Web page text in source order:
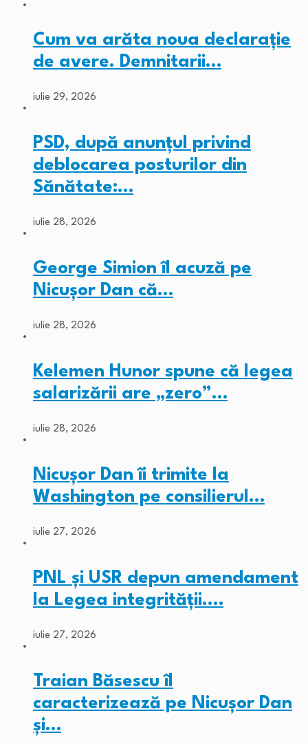
Cum va arăta noua declarație
de avere. Demnitarii…
iulie 29, 2026
PSD, după anunțul privind
deblocarea posturilor din
Sănătate:…
iulie 28, 2026
George Simion îl acuză pe
Nicușor Dan că…
iulie 28, 2026
Kelemen Hunor spune că legea
salarizării are „zero”…
iulie 28, 2026
Nicușor Dan îi trimite la
Washington pe consilierul…
iulie 27, 2026
PNL și USR depun amendament
la Legea integrității.…
iulie 27, 2026
Traian Băsescu îl
caracterizează pe Nicușor Dan
și…